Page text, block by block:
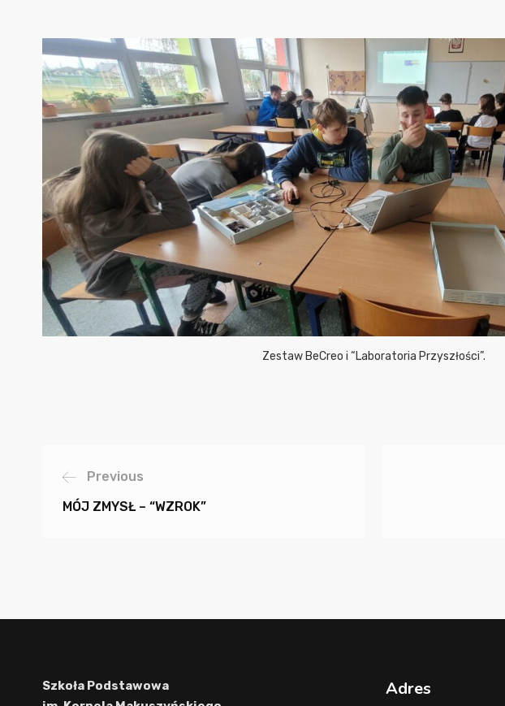
Zestaw BeCreo i “Laboratoria Przyszłości”.
Previous
MÓJ ZMYSŁ – “WZROK”
Szkoła Podstawowa
Adres